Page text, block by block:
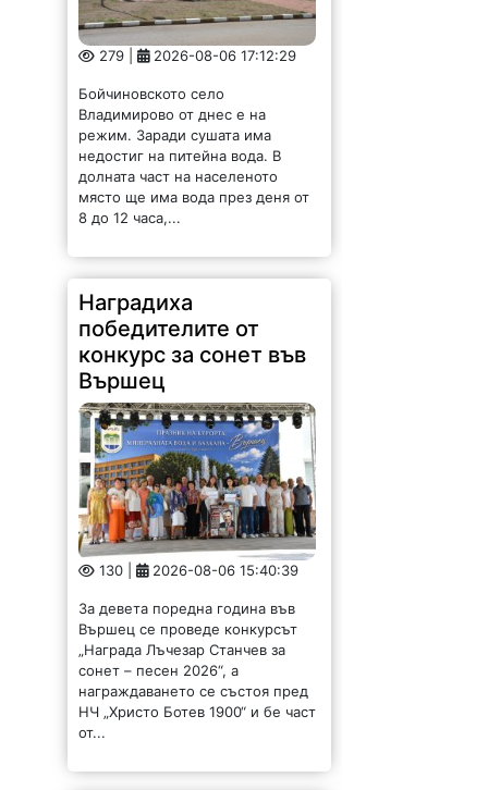
279 | 2026-08-06 17:12:29
Бойчиновското село
Владимирово от днес е на
режим. Заради сушата има
недостиг на питейна вода. В
долната част на населеното
място ще има вода през деня от
8 до 12 часа,...
Наградиха
победителите от
конкурс за сонет във
Вършец
130 | 2026-08-06 15:40:39
За девета поредна година във
Вършец се проведе конкурсът
„Награда Лъчезар Станчев за
сонет – песен 2026“, а
награждаването се състоя пред
НЧ „Христо Ботев 1900“ и бе част
от...